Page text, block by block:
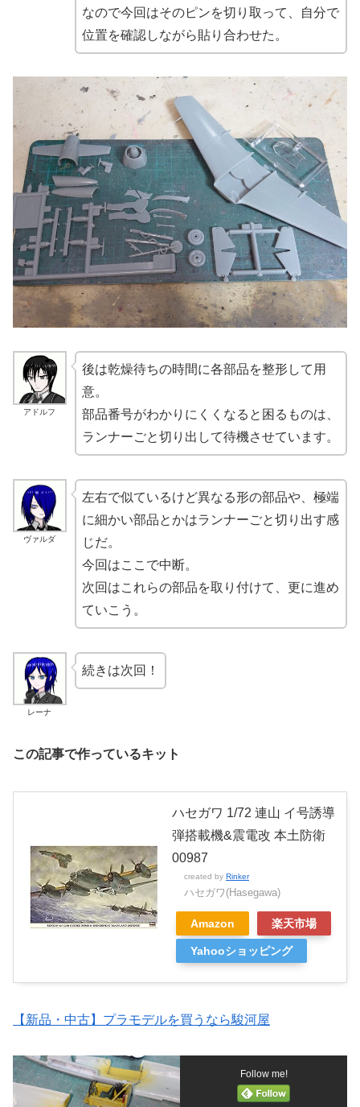
なので今回はそのピンを切り取って、自分で
位置を確認しながら貼り合わせた。
アドルフ
後は乾燥待ちの時間に各部品を整形して用
意。
部品番号がわかりにくくなると困るものは、
ランナーごと切り出して待機させています。
ヴァルダ
左右で似ているけど異なる形の部品や、極端
に細かい部品とかはランナーごと切り出す感
じだ。
今回はここで中断。
次回はこれらの部品を取り付けて、更に進め
ていこう。
レーナ
続きは次回！
この記事で作っているキット
ハセガワ 1/72 連山 イ号誘導
弾搭載機&震電改 本土防衛
00987
created by Rinker
ハセガワ(Hasegawa)
Amazon 楽天市場
Yahooショッピング
【新品・中古】プラモデルを買うなら駿河屋
Follow me!